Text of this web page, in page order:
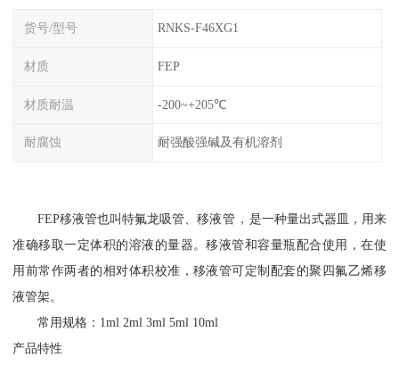
货号/型号 RNKS-F46XG1
材质 FEP
材质耐温 -200~+205℃
耐腐蚀 耐强酸强碱及有机溶剂
FEP移液管也叫特氟龙吸管、移液管 ， 是一种量出式器皿 ， 用来
准确移取一定体积的溶液的量器。移液管和容量瓶配合使用，在使
用前常作两者的相对体积校准，移液管可定制配套的聚四氟乙烯移
液管架。
常用规格： 1ml 2ml 3ml 5ml 10ml
产品特性